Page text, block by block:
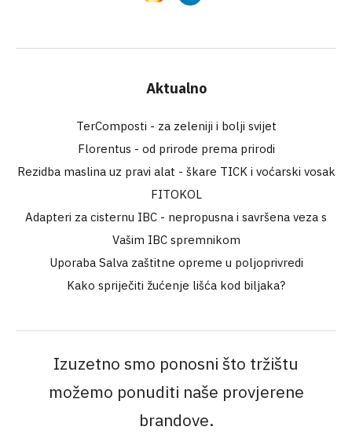
Aktualno
TerComposti - za zeleniji i bolji svijet
Florentus - od prirode prema prirodi
Rezidba maslina uz pravi alat - škare TICK i voćarski vosak
FITOKOL
Adapteri za cisternu IBC - nepropusna i savršena veza s
Vašim IBC spremnikom
Uporaba Salva zaštitne opreme u poljoprivredi
Kako spriječiti žućenje lišća kod biljaka?
Izuzetno smo ponosni što tržištu
možemo ponuditi naše provjerene
brandove.